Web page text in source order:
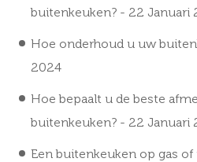
buitenkeuken? - 22 Januari
Hoe onderhoud u uw
2024
Hoe bepaalt u de beste
buitenkeuken? - 22 Januari
Een buitenkeuken op gas